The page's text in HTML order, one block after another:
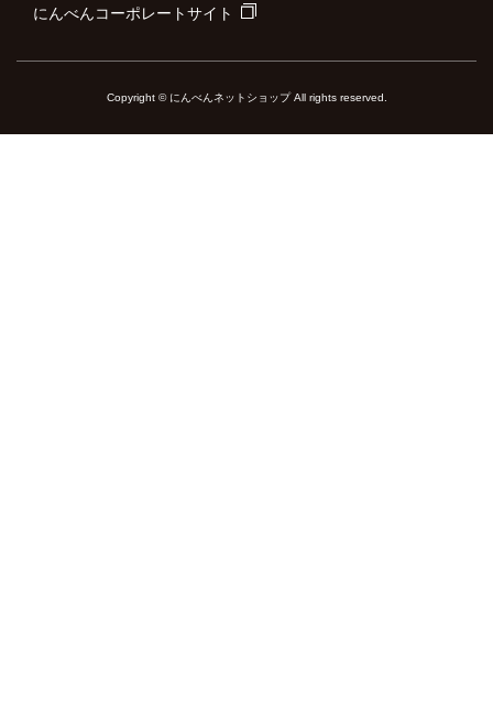
にんべんコーポレートサイト
Copyright © にんべんネットショップ All rights reserved.